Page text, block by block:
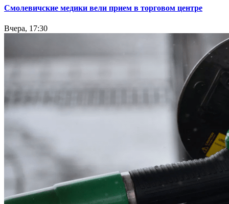
Смолевичские медики вели прием в торговом центре
Вчера, 17:30